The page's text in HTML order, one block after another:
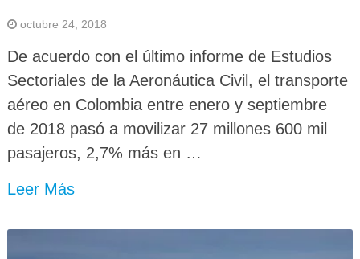
octubre 24, 2018
De acuerdo con el último informe de Estudios
Sectoriales de la Aeronáutica Civil, el transporte
aéreo en Colombia entre enero y septiembre
de 2018 pasó a movilizar 27 millones 600 mil
pasajeros, 2,7% más en …
Leer Más